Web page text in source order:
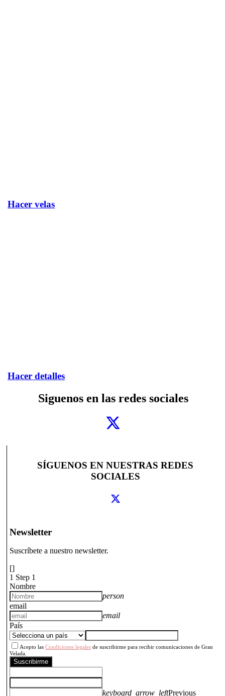
Hacer velas
Hacer detalles
Siguenos en las redes sociales
SÍGUENOS EN NUESTRAS REDES
SOCIALES
Newsletter
Suscríbete a nuestro newsletter.
[]
1 Step 1
Nombre
person
email
email
País
Acepto las Condiciones legales de suscribirme para recibir comunicaciones de Gran
Velada.
Suscribirme
keyboard_arrow_leftPrevious